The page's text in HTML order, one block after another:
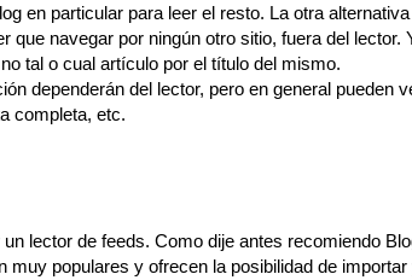
en particular para leer el resto. La otra
que navegar por ningún otro sitio, fuera del lector.
tal o cual artículo por el título del mismo.
dependerán del lector, pero en general pueden
completa, etc.
lector de feeds. Como dije antes recomiendo
muy populares y ofrecen la posibilidad de